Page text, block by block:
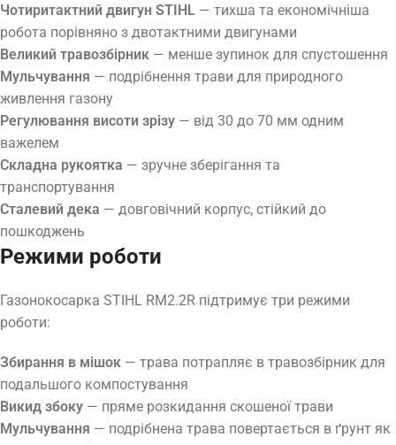
Чотиритактний двигун STIHL — тихша та економічніша
робота порівняно з двотактними двигунами
Великий травозбірник — менше зупинок для спустошення
Мульчування — подрібнення трави для природного
живлення газону
Регулювання висоти зрізу — від 30 до 70 мм одним
важелем
Складна рукоятка — зручне зберігання та
транспортування
Сталевий дека — довговічний корпус, стійкий до
пошкоджень
Режими роботи
Газонокосарка STIHL RM2.2R підтримує три режими
роботи:
Збирання в мішок — трава потрапляє в травозбірник для
подальшого компостування
Викид збоку — пряме розкидання скошеної трави
Мульчування — подрібнена трава повертається в ґрунт як